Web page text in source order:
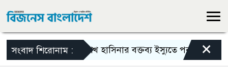
সংবাদ শিরোনাম :শেখ হাসিনার বক্তব্য ইস্যুতে পররাষ্ট্র ×